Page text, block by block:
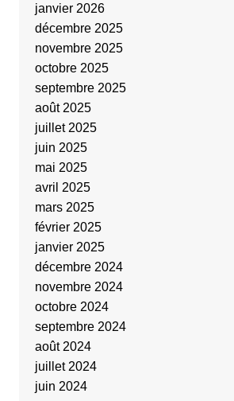
janvier 2026
décembre 2025
novembre 2025
octobre 2025
septembre 2025
août 2025
juillet 2025
juin 2025
mai 2025
avril 2025
mars 2025
février 2025
janvier 2025
décembre 2024
novembre 2024
octobre 2024
septembre 2024
août 2024
juillet 2024
juin 2024